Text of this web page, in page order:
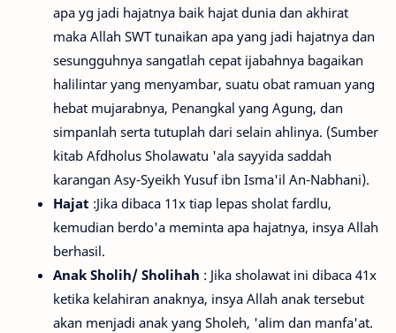
apa yg jadi hajatnya baik hajat dunia dan akhirat
maka Allah SWT tunaikan apa yang jadi hajatnya dan
sesungguhnya sangatlah cepat ijabahnya bagaikan
halilintar yang menyambar, suatu obat ramuan yang
hebat mujarabnya, Penangkal yang Agung, dan
simpanlah serta tutuplah dari selain ahlinya. (Sumber
kitab Afdholus Sholawatu 'ala sayyida saddah
karangan Asy-Syeikh Yusuf ibn Isma'il An-Nabhani).
Hajat :Jika dibaca 11x tiap lepas sholat fardlu,
kemudian berdo'a meminta apa hajatnya, insya Allah
berhasil.
Anak Sholih/ Sholihah : Jika sholawat ini dibaca 41x
ketika kelahiran anaknya, insya Allah anak tersebut
akan menjadi anak yang Sholeh, 'alim dan manfa'at.